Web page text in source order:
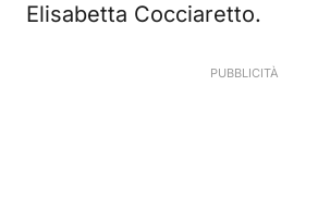
Elisabetta Cocciaretto.